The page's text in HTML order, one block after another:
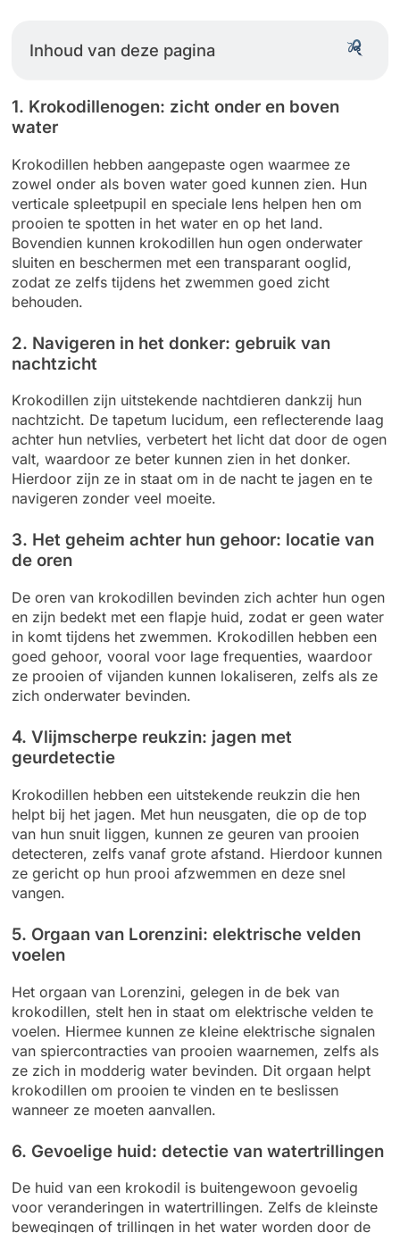
Inhoud van deze pagina
1. Krokodillenogen: zicht onder en boven
water
Krokodillen hebben aangepaste ogen waarmee ze
zowel onder als boven water goed kunnen zien. Hun
verticale spleetpupil en speciale lens helpen hen om
prooien te spotten in het water en op het land.
Bovendien kunnen krokodillen hun ogen onderwater
sluiten en beschermen met een transparant ooglid,
zodat ze zelfs tijdens het zwemmen goed zicht
behouden.
2. Navigeren in het donker: gebruik van
nachtzicht
Krokodillen zijn uitstekende nachtdieren dankzij hun
nachtzicht. De tapetum lucidum, een reflecterende laag
achter hun netvlies, verbetert het licht dat door de ogen
valt, waardoor ze beter kunnen zien in het donker.
Hierdoor zijn ze in staat om in de nacht te jagen en te
navigeren zonder veel moeite.
3. Het geheim achter hun gehoor: locatie van
de oren
De oren van krokodillen bevinden zich achter hun ogen
en zijn bedekt met een flapje huid, zodat er geen water
in komt tijdens het zwemmen. Krokodillen hebben een
goed gehoor, vooral voor lage frequenties, waardoor
ze prooien of vijanden kunnen lokaliseren, zelfs als ze
zich onderwater bevinden.
4. Vlijmscherpe reukzin: jagen met
geurdetectie
Krokodillen hebben een uitstekende reukzin die hen
helpt bij het jagen. Met hun neusgaten, die op de top
van hun snuit liggen, kunnen ze geuren van prooien
detecteren, zelfs vanaf grote afstand. Hierdoor kunnen
ze gericht op hun prooi afzwemmen en deze snel
vangen.
5. Orgaan van Lorenzini: elektrische velden
voelen
Het orgaan van Lorenzini, gelegen in de bek van
krokodillen, stelt hen in staat om elektrische velden te
voelen. Hiermee kunnen ze kleine elektrische signalen
van spiercontracties van prooien waarnemen, zelfs als
ze zich in modderig water bevinden. Dit orgaan helpt
krokodillen om prooien te vinden en te beslissen
wanneer ze moeten aanvallen.
6. Gevoelige huid: detectie van watertrillingen
De huid van een krokodil is buitengewoon gevoelig
voor veranderingen in watertrillingen. Zelfs de kleinste
bewegingen of trillingen in het water worden door de